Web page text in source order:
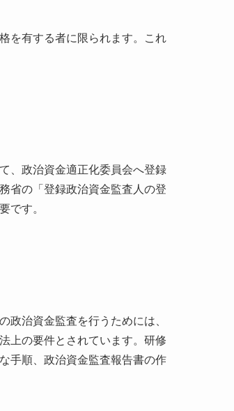
を有する者に限られます。これ
、政治資金適正化委員会へ登録
省の「登録政治資金監査人の登
す。
治資金監査を行うためには、
上の要件とされています。研修
手順、政治資金監査報告書の作